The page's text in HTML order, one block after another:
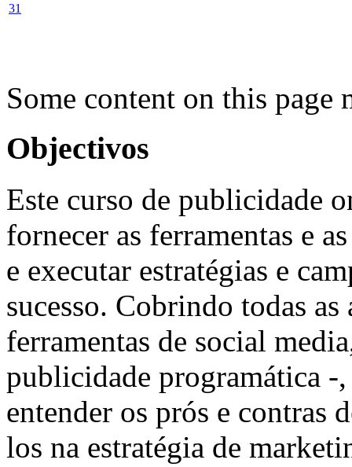
31
Some content on this page
Objectivos
Este curso de publicidade
fornecer as ferramentas e
e executar estratégias e
sucesso. Cobrindo todas as
ferramentas de social
publicidade programática -,
entender os prós e contras
los na estratégia de